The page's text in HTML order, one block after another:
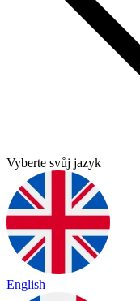
Vyberte svůj jazyk
English